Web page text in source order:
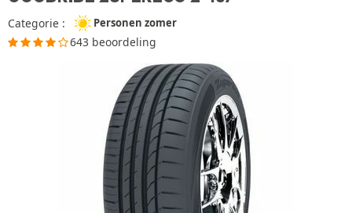
Categorie : Personen zomer
643 beoordeling